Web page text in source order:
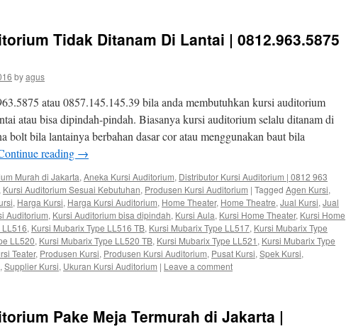
Tidak Ditanam Di Lantai | 0812.963.5875
byagus
atau 0857.145.145.39 bila anda membutuhkan kursi auditorium
atau bisa dipindah-pindah. Biasanya kursi auditorium selalu ditanam di
bolt bila lantainya berbahan dasar cor atau menggunakan baut bila
reading →
Murah di Jakarta, Aneka Kursi Auditorium, Distributor Kursi Auditorium | 0812 963
Kursi Auditorium Sesuai Kebutuhan, Produsen Kursi Auditorium | Tagged Agen Kursi,
, Harga Kursi, Harga Kursi Auditorium, Home Theater, Home Theatre, Jual Kursi, Jual
Auditorium, Kursi Auditorium bisa dipindah, Kursi Aula, Kursi Home Theater, Kursi Home
LL516, Kursi Mubarix Type LL516 TB, Kursi Mubarix Type LL517, Kursi Mubarix Type
LL520, Kursi Mubarix Type LL520 TB, Kursi Mubarix Type LL521 , Kursi Mubarix Type
Teater, Produsen Kursi, Produsen Kursi Auditorium, Pusat Kursi, Spek Kursi,
, Supplier Kursi, Ukuran Kursi Auditorium | Leave a comment
Pake Meja Termurah di Jakarta |